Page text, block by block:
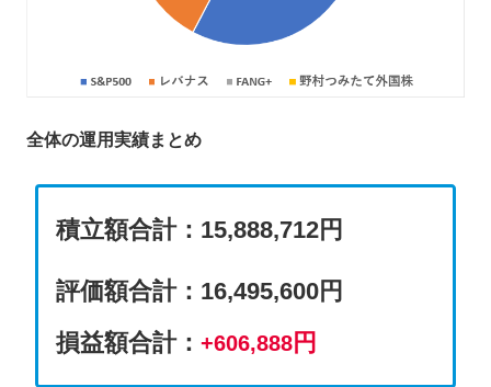
全体の運用実績まとめ
積立額合計：15,888,712円
評価額合計： 16,495,600円
損益額合計： +606,888円